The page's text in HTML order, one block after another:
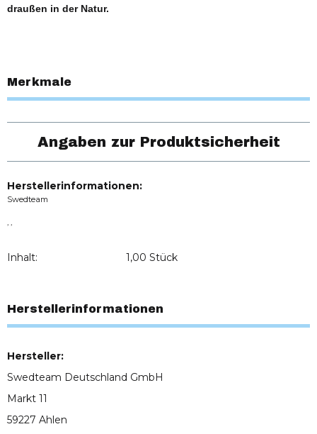
draußen in der Natur.
Merkmale
Angaben zur Produktsicherheit
Herstellerinformationen:
Swedteam
, ,
Inhalt: 1,00 Stück
Herstellerinformationen
Hersteller:
Swedteam Deutschland GmbH
Markt 11
59227 Ahlen